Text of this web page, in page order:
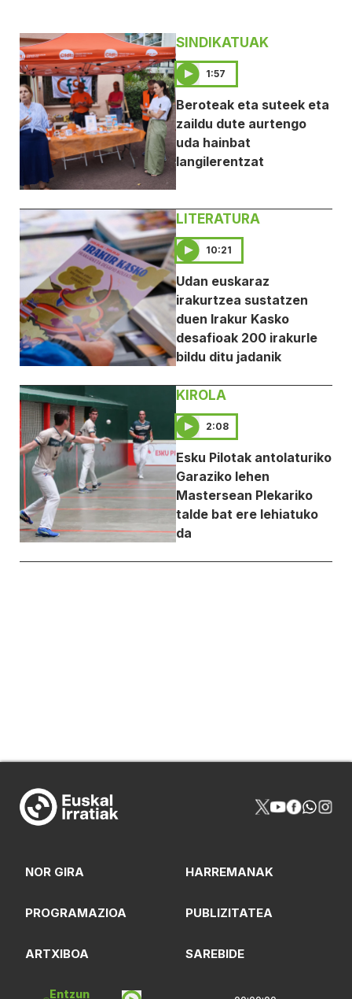
Entzun
SINDIKATUAK
1:57
Beroteak eta suteek eta
zaildu dute aurtengo
uda hainbat
langilerentzat
LITERATURA
10:21
Udan euskaraz
irakurtzea sustatzen
duen Irakur Kasko
desafioak 200 irakurle
bildu ditu jadanik
KIROLA
2:08
Esku Pilotak antolaturiko
Garaziko lehen
Mastersean Plekariko
talde bat ere lehiatuko
da
NOR GIRA HARREMANAK
PROGRAMAZIOA PUBLIZITATEA
ARTXIBOA SAREBIDE
LOGOTEKA QUI SOMMES-NOUS?